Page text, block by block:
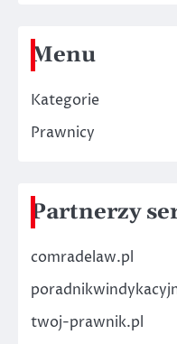
Menu
Kategorie
Prawnicy
Partnerzy
comradelaw.pl
twoj-prawnik.pl